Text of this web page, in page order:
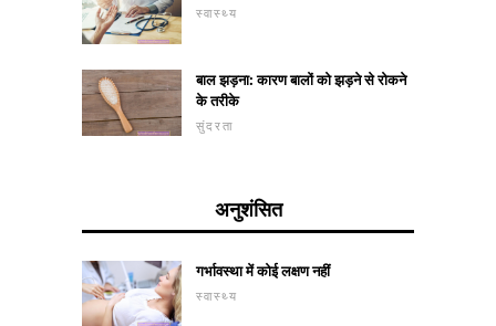
स्वास्थ्य
बाल झड़ना: कारण बालों को झड़ने से रोकने
के तरीके
सुंदरता
अनुशंसित
गर्भावस्था में कोई लक्षण नहीं
स्वास्थ्य